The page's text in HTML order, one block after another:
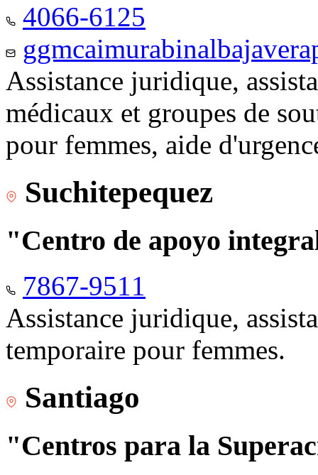
4066-6125
Assistance juridique,
médicaux et groupes de
pour femmes, aide
Suchitepequez
"Centro de apoyo
7867-9511
Assistance juridique,
temporaire pour femmes.
Santiago
"Centros para la